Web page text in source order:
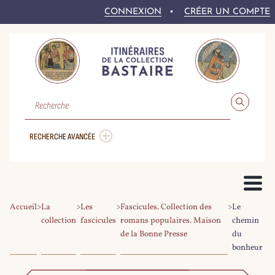
CONNEXION CRÉER UN COMPTE
RECHERCHE AVANCÉE
PRÉSENTATION DU PROJET
PARCOURIR LE CORPUS
RECHERCHER DANS LE CORPUS
EXPLOITER LE CORPUS
Accueil>La
collection
>Les
fascicules
>Fascicules. Collection des
romans populaires. Maison
de la Bonne Presse
>Le
chemin
du
bonheur